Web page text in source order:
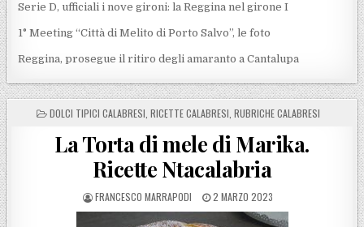
Serie D, ufficiali i nove gironi: la Reggina nel girone I
1° Meeting “Città di Melito di Porto Salvo”, le foto
Reggina, prosegue il ritiro degli amaranto a Cantalupa
POSTED IN
DOLCI TIPICI CALABRESI RICETTE CALABRESI RUBRICHE CALABRESI
La Torta di mele di Marika.
Ricette Ntacalabria
POSTED BY
FRANCESCO MARRAPODI POSTED ON
2 MARZO 2023